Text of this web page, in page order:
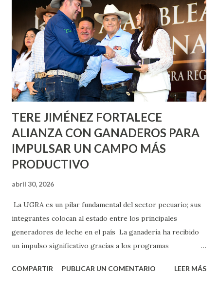
metros cuadrados de pintura, para dar inicio en la calle
Nieto, entre Jesús F. Elizondo y la calle 22 de Octubre, con
lo que se aplicará pintura en 66 casas. Posteriormente se
llevará este programa a Villas de Nuestra Señora de la
Asunción, Avenida Alameda y Decreto 27 de Septiembre, en
los edificios FOVISSSTE Ojo de Agua, en la comunidad
Norias de Paso Hondo y en los edificios de...
TERE JIMÉNEZ FORTALECE
ALIANZA CON GANADEROS PARA
IMPULSAR UN CAMPO MÁS
PRODUCTIVO
abril 30, 2026
La UGRA es un pilar fundamental del sector pecuario; sus
integrantes colocan al estado entre los principales
generadores de leche en el país La ganadería ha recibido
un impulso significativo gracias a los programas
muestra de su respaldo firme y decidido al campo, la
COMPARTIR PUBLICAR UN COMENTARIO LEER MÁS